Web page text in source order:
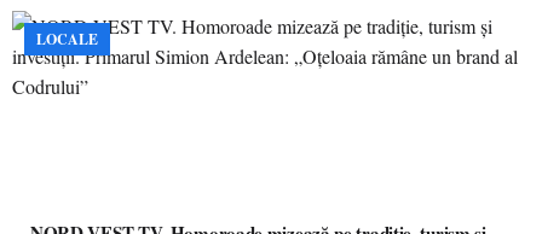
LOCALE